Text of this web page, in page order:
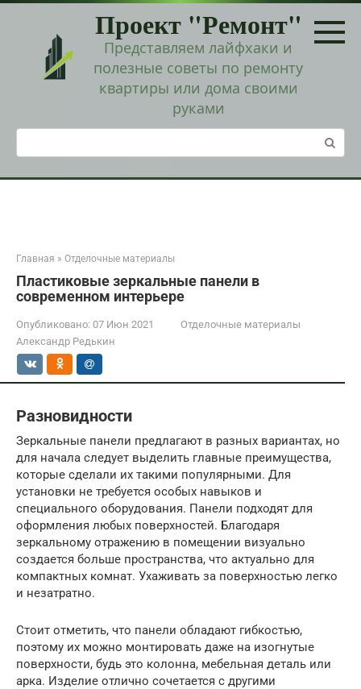
Перейти
Проект "Ремонт"
Представляем лайфхаки и
полезные советы по ремонту
квартиры или дома своими
руками
Поиск:
Главная » Отделочные материалы
Пластиковые зеркальные панели в
современном интерьере
Опубликовано: 07 Июн 2021
Отделочные материалы
Александр Редькин
Разновидности
Зеркальные панели предлагают в разных вариантах, но
для начала следует выделить главные преимущества,
которые сделали их такими популярными. Для
установки не требуется особых навыков и
специального оборудования. Панели подходят для
оформления любых поверхностей. Благодаря
зеркальному отражению в помещении визуально
создается больше пространства, что актуально для
компактных комнат. Ухаживать за поверхностью легко
и незатратно.
Стоит отметить, что панели обладают гибкостью,
поэтому их можно монтировать даже на изогнутые
поверхности, будь это колонна, мебельная деталь или
арка. Изделие отлично сочетается с другими